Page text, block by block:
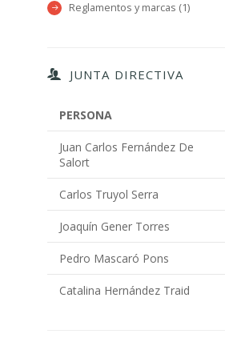
Reglamentos y marcas (1)
JUNTA DIRECTIVA
PERSONA
Juan Carlos Fernández De
Salort
Carlos Truyol Serra
Joaquín Gener Torres
Pedro Mascaró Pons
Catalina Hernández Traid